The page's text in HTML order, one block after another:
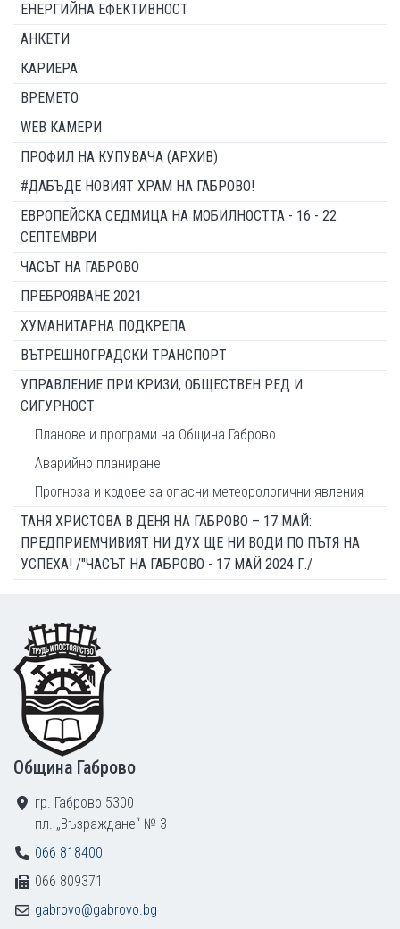
ЕНЕРГИЙНА ЕФЕКТИВНОСТ
АНКЕТИ
КАРИЕРА
ВРЕМЕТО
WEB КАМЕРИ
ПРОФИЛ НА КУПУВАЧА (АРХИВ)
#ДАБЪДЕ НОВИЯТ ХРАМ НА ГАБРОВО!
ЕВРОПЕЙСКА СЕДМИЦА НА МОБИЛНОСТТА - 16 - 22
СЕПТЕМВРИ
ЧАСЪТ НА ГАБРОВО
ПРЕБРОЯВАНЕ 2021
ХУМАНИТАРНА ПОДКРЕПА
ВЪТРЕШНОГРАДСКИ ТРАНСПОРТ
УПРАВЛЕНИЕ ПРИ КРИЗИ, ОБЩЕСТВЕН РЕД И
СИГУРНОСТ
Планове и програми на Община Габрово
Аварийно планиране
Прогноза и кодове за опасни метеорологични явления
ТАНЯ ХРИСТОВА В ДЕНЯ НА ГАБРОВО – 17 МАЙ:
ПРЕДПРИЕМЧИВИЯТ НИ ДУХ ЩЕ НИ ВОДИ ПО ПЪТЯ НА
УСПЕХА! /"ЧАСЪТ НА ГАБРОВО - 17 МАЙ 2024 Г./
Footer
Община Габрово
гр. Габрово 5300
пл. „Възраждане“ № 3
066 818400
066 809371
gabrovo@gabrovo.bg